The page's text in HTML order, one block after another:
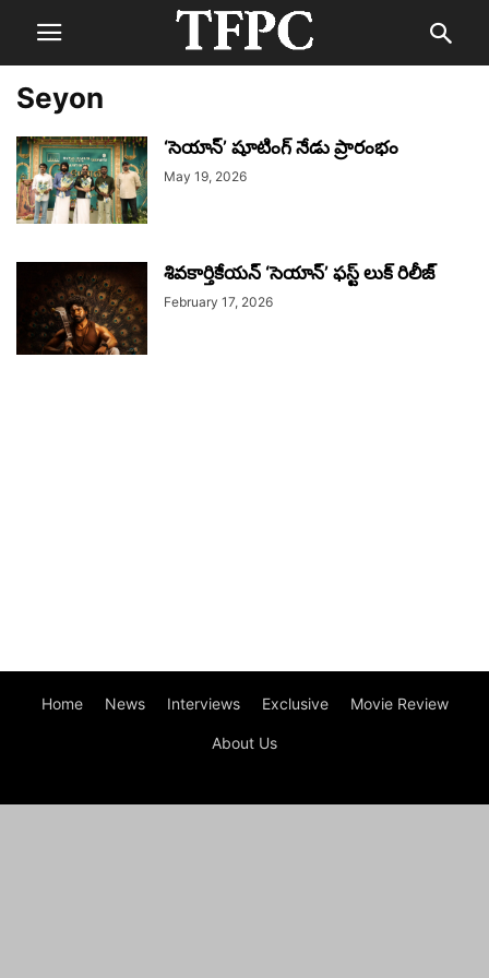
Seyon
‘సెయాన్’ షూటింగ్ నేడు ప్రారంభం
May 19, 2026
శివకార్తికేయన్ ‘సెయాన్’ ఫస్ట్ లుక్ రిలీజ్
February 17, 2026
Home News Interviews Exclusive Movie Review
About Us